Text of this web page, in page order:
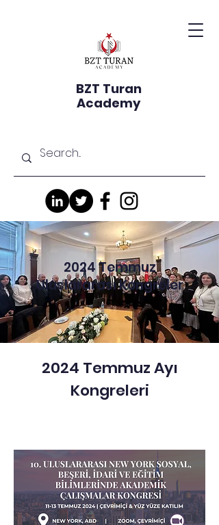
BZT Turan
Academy
2024 Temmuz
Uluslararası Kongreler
2024 Temmuz Ayı
Kongreleri